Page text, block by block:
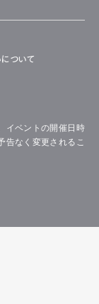
ついて
イベントの開催日時
告なく変更されるこ